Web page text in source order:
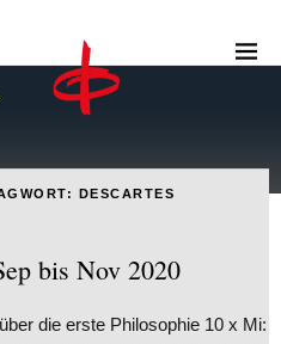
DESCARTES
bis Nov 2020
die erste Philosophie 10 x Mi: